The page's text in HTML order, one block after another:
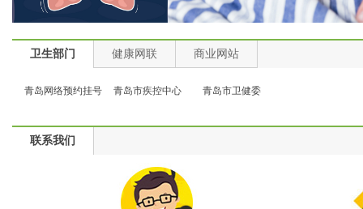
为何冬季节呼吸系统疾病高发？ 糖尿病人怎么吃水果？
卫生部门 健康网联 商业网站
青岛网络预约挂号 青岛市疾控中心 青岛市卫健委
联系我们